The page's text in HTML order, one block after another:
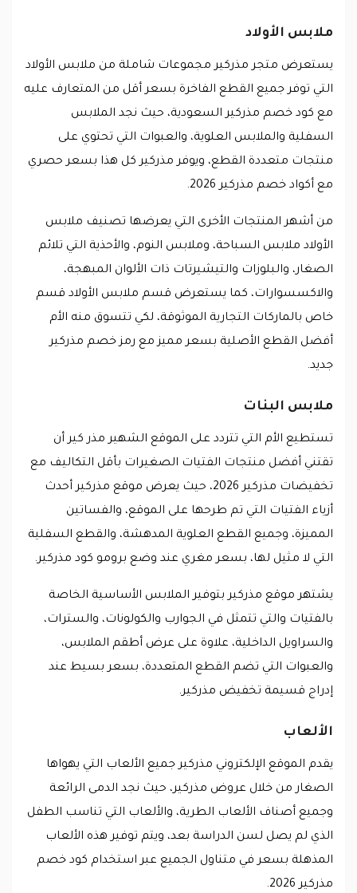
ملابس الأولاد
يستعرض متجر مذركير مجموعات شاملة من ملابس الأولاد
التي توفر جميع القطع الفاخرة بسعر أقل من المتعارف عليه
مع كود خصم مذركير السعودية، حيث نجد الملابس
السفلية والملابس العلوية، والعبوات التي تحتوي على
منتجات متعددة القطع، ويوفر مذركير كل هذا بسعر حصري
مع أكواد خصم مذركير 2026.
من أشهر المنتجات الأخرى التي يعرضها تصنيف ملابس
الأولاد ملابس السباحة، وملابس النوم، والأحذية التي تلائم
الصغار، والبلوزات والتيشيرتات ذات الألوان المبهجة،
والاكسسوارات، كما يستعرض قسم ملابس الأولاد قسم
خاص بالماركات التجارية الموثوقة، لكي تتسوق منه الأم
أفضل القطع الأصلية بسعر مميز مع رمز خصم مذركير
جديد.
ملابس البنات
تستطيع الأم التي تتردد على الموقع الشهير مذر كير أن
تقتني أفضل منتجات الفتيات الصغيرات بأقل التكاليف مع
تخفيضات مذركير 2026، حيث يعرض موقع مذركير أحدث
أزياء الفتيات التي تم طرحها على الموقع، والفساتين
المميزة، وجميع القطع العلوية المدهشة، والقطع السفلية
التي لا مثيل لها، بسعر مغري عند وضع برومو كود مذركير.
يشتهر موقع مذركير بتوفير الملابس الأساسية الخاصة
بالفتيات والتي تتمثل في الجوارب والكولونات، والسترات،
والسراويل الداخلية، علاوة على عرض أطقم الملابس،
والعبوات التي تضم القطع المتعددة، بسعر بسيط عند
إدراج قسيمة تخفيض مذركير.
الألعاب
يقدم الموقع الإلكتروني مذركير جميع الألعاب التي يهواها
الصغار من خلال عروض مذركير، حيث نجد الدمى الرائعة
وجميع أصناف الألعاب الطرية، والألعاب التي تناسب الطفل
الذي لم يصل لسن الدراسة بعد، ويتم توفير هذه الألعاب
المذهلة بسعر في متناول الجميع عبر استخدام كود خصم
مذركير 2026.